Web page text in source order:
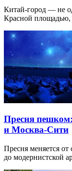
Китай-город — не
Красной
Пресня
и Москва-Сити
Пресня меняется
до модернистской